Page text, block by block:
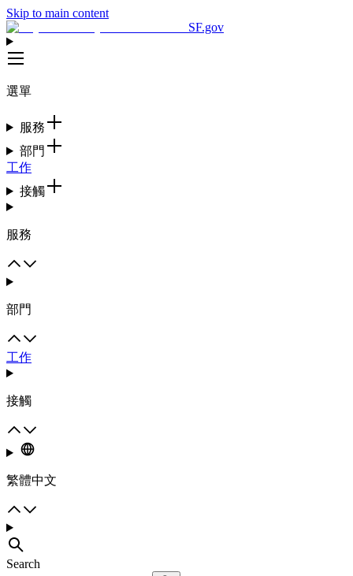
Skip to main content
SF.gov
選單
服務
部門
工作
接觸
服務
部門
工作
接觸
繁體中文
Search